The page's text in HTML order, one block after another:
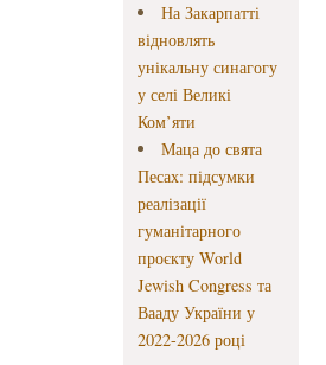
На Закарпатті
відновлять
унікальну синагогу
у селі Великі
Ком’яти
Маца до свята
Песах: підсумки
реалізації
гуманітарного
проєкту World
Jewish Congress та
Вааду України у
2022-2026 році